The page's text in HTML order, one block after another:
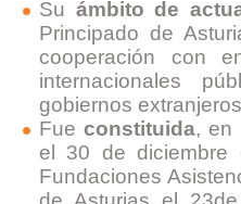
Su ámbito de
Principado de
cooperación con
internacionales
gobiernos
Fueconstituida, en
el 30 de
Fundaciones